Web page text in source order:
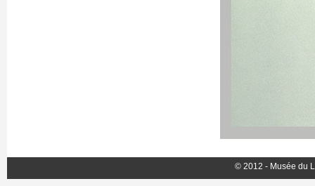
© 2012 - Musée du